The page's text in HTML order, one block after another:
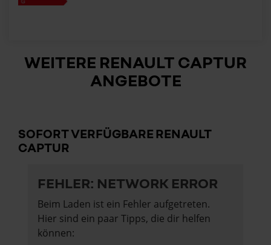
WEITERE RENAULT CAPTUR
ANGEBOTE
SOFORT VERFÜGBARE RENAULT
CAPTUR
FEHLER: NETWORK ERROR
Beim Laden ist ein Fehler aufgetreten.
Hier sind ein paar Tipps, die dir helfen
können: